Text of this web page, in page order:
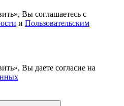
Вы соглашаетесь с
и Пользовательским
Вы даете согласие на